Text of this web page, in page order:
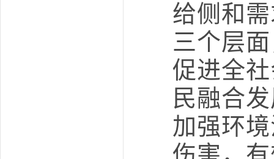
给侧和
三个层
促进全
民融合
加强环